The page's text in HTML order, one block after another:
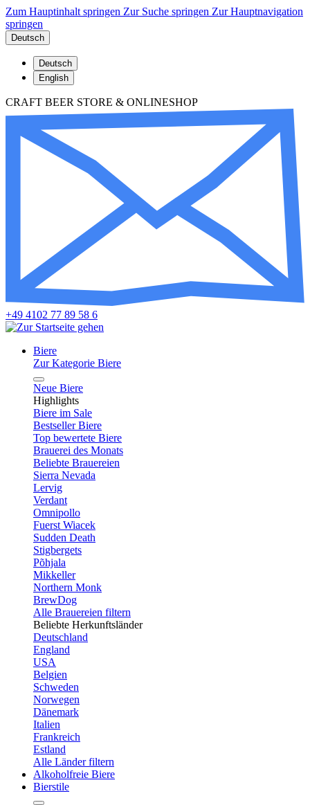
Zum Hauptinhalt springen Zur Suche springen Zur Hauptnavigation
springen
Deutsch
Deutsch
English
CRAFT BEER STORE & ONLINESHOP
+49 4102 77 89 58 6
Biere
Zur Kategorie Biere
Neue Biere
Highlights
Biere im Sale
Bestseller Biere
Top bewertete Biere
Brauerei des Monats
Beliebte Brauereien
Sierra Nevada
Lervig
Verdant
Omnipollo
Fuerst Wiacek
Sudden Death
Stigbergets
Põhjala
Mikkeller
Northern Monk
BrewDog
Alle Brauereien filtern
Beliebte Herkunftsländer
Deutschland
England
USA
Belgien
Schweden
Norwegen
Dänemark
Italien
Frankreich
Estland
Alle Länder filtern
Alkoholfreie Biere
Bierstile